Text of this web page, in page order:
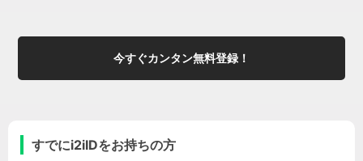
今すぐカンタン無料登録！
すでにi2iIDをお持ちの方